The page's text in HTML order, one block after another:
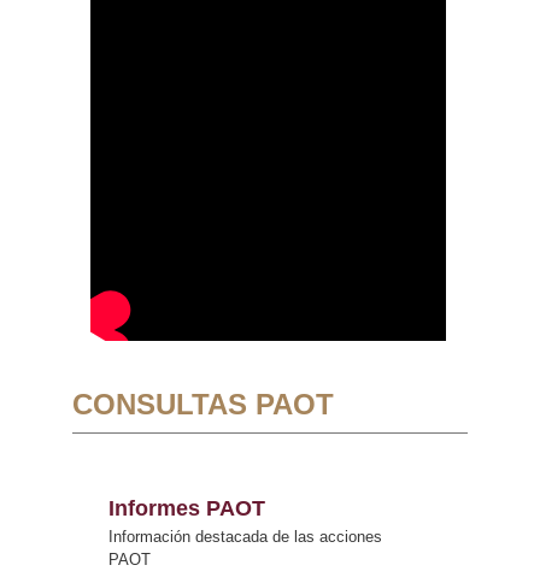
CONSULTAS PAOT
Informes PAOT
Información destacada de las acciones
PAOT